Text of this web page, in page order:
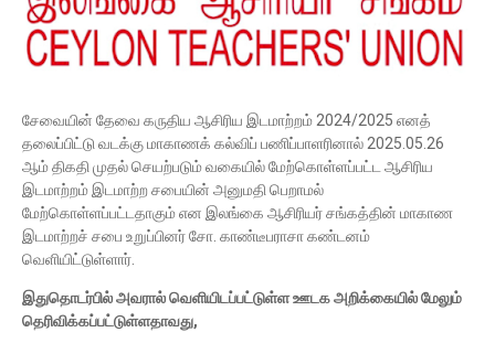
சேவையின் தேவை கருதிய ஆசிரிய இடமாற்றம் 2024/2025 எனத்
தலைப்பிட்டு வடக்கு மாகாணக் கல்விப் பணிப்பாளரினால் 2025.05.26
ஆம் திகதி முதல் செயற்படும் வகையில் மேற்கொள்ளப்பட்ட ஆசிரிய
இடமாற்றம் இடமாற்ற சபையின் அனுமதி பெறாமல்
மேற்கொள்ளப்பட்டதாகும் என இலங்கை ஆசிரியர் சங்கத்தின் மாகாண
இடமாற்றச் சபை உறுப்பினர் சோ. காண்டீபராசா கண்டனம்
வெளியிட்டுள்ளார்.
இதுதொடர்பில் அவரால் வெளியிடப்பட்டுள்ள ஊடக அறிக்கையில் மேலும்
தெரிவிக்கப்பட்டுள்ளதாவது,